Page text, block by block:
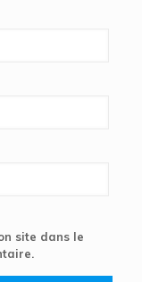
site dans le